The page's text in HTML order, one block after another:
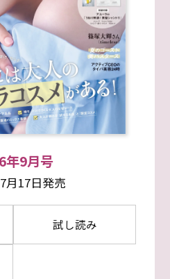
年9月号
月17日発売
試し読み